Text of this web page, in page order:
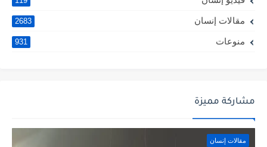
مقالات إنسان 2683
منوعات 931
مشاركة مميزة
مقالات إنسان